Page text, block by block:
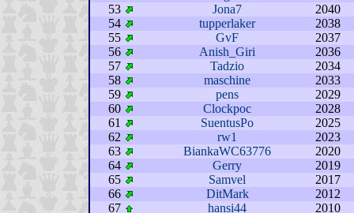
53
Jona7
2040
54
tupperlaker
2038
55
GvF
2037
56
Anish_Giri
2036
57
Tadzio
2034
58
maschine
2033
59
pens
2029
60
Clockpoc
2028
61
SuentusPo
2025
62
rw1
2023
63
BiankaWC63776
2020
64
Gerry
2019
65
Samvel
2017
66
DitMark
2012
67
hansi44
2010